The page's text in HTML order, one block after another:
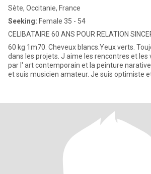
Sète, Occitanie, France
Seeking: Female 35 - 54
CELIBATAIRE 60 ANS POUR RELATION
60 kg 1m70. Cheveux blancs.Yeux verts.
dans les projets. J aime les rencontres et les
par l' art contemporain et la peinture
et suis musicien amateur. Je suis optimiste